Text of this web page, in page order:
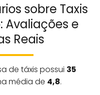
sobre Taxis
Avaliações e
Reais
de táxis possui 35
média de 4,8.